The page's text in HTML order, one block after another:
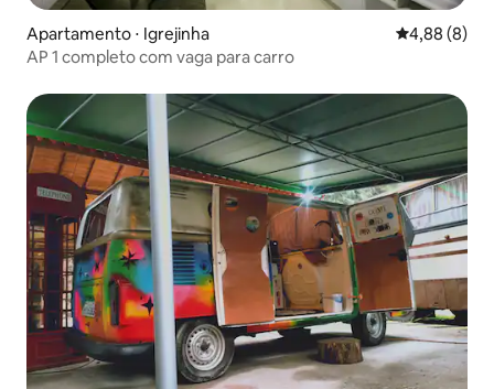
Apartamento ⋅ Igrejinha 4,88 de uma
4,88 (8)
AP 1 completo com vaga para carro